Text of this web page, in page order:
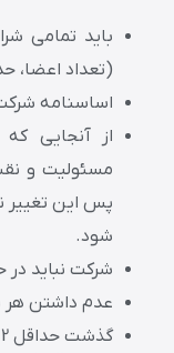
باید تمامی
(تعداد اعضا،
اساسنامه شرکت
از آنجایی
مسئولیت و
پس این تغییر
شود.
شرکت نباید
عدم داشتن هر
گذشت حداقل 2 سال از تاسیس یا آخرین تغییر نوع شرکت